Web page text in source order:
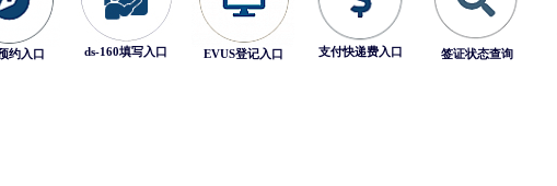
约入口 ds-160填写入口 EVUS登记入口 支付快递费入口 签证状态查询